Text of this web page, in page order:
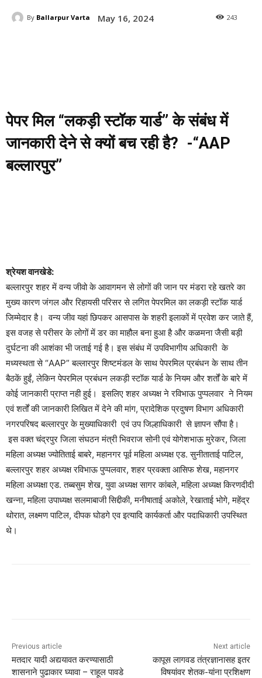
By Ballarpur Varta May 16, 2024 243
पेपर मिल “लकड़ी स्टॉक यार्ड” के संबंध में
जानकारी देने से क्यों बच रही है? -“AAP
बल्लारपुर”
श्रेयश वानखेडे:
बल्लारपुर शहर में वन्य जीवो के आवागमन से लोगों की जान पर मंडरा रहे खतरे का
मुख्य कारण जंगल और रिहायसी परिसर से लगित पेपरमिल का लकड़ी स्टॉक यार्ड
जिम्मेदार है। वन्य जीव यहां छिपकर आसपास के शहरी इलाकों में प्रवेश कर जाते हैं,
इस वजह से परीसर के लोगों में डर का माहौल बना हुआ है और कळमना जैसी बड़ी
दुर्घटना की आशंका भी जताई गई है। इस संबंध में उपविभागीय अधिकारी के
मध्यस्थता से “AAP” बल्लारपुर शिष्टमंडल के साथ पेपरमिल प्रबंधन के साथ तीन
बैठकें हुईं, लेकिन पेपरमिल प्रबंधन लकड़ी स्टॉक यार्ड के नियम और शर्तों के बारे में
कोई जानकारी प्राप्त नही हुई। इसलिए शहर अध्यक्ष ने रविभाऊ पुप्पलवार ने नियम
एवं शर्तों की जानकारी लिखित में देने की मांग, प्रादेशिक प्रदुषण विभाग अधिकारी
नगरपरिषद बल्लारपुर के मुख्याधिकारी एवं उप जिल्हाधिकारी से ज्ञापन सौंपा है।
इस वक्त चंद्रपुर जिला संघठन मंत्री भिवराज सोनी एवं योगेशभाऊ मुरेकर, जिला
महिला अध्यक्ष ज्योतिताई बाबरे, महानगर पूर्व महिला अध्यक्ष एड. सुनीताताई पाटिल,
बल्लारपुर शहर अध्यक्ष रविभाऊ पुप्पलवार, शहर प्रवक्ता आसिफ शेख, महानगर
महिला अध्यक्षा एड. तब्बसुम शेख, युवा अध्यक्ष सागर कांबले, महिला अध्यक्ष किरणदीदी
खन्ना, महिला उपाध्यक्ष सलमाबाजी सिद्दीकी, मनीषाताई अकोले, रेखाताई भोगे, महेंद्र
थोरात, लक्ष्मण पाटिल, दीपक घोडगे एव इत्यादि कार्यकर्ता और पदाधिकारी उपस्थित
थे।
Previous article
मतदार यादी अद्ययावत करण्‍यासाठी
शासनाने पुढाकार घ्‍यावा – राहूल पावडे
Next article
कापूस लागवड तंत्रज्ञानासह इतर
विषयांवर शेतक-यांना प्रशिक्षण